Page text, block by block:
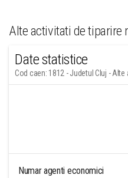
Alte activitati de tiparire
Date statistice
Cod caen: 1812 - Judetul Cluj - Alte
Numar agenti economici